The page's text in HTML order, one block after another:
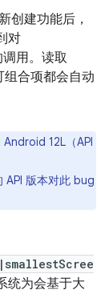
创建功能后，
对
调用。读取
组合项都会自动
12L（API
API 版本对此 bug
统为会基于大